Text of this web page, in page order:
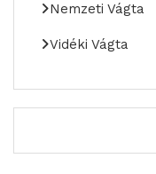
Nemzeti Vágta
Vidéki Vágta